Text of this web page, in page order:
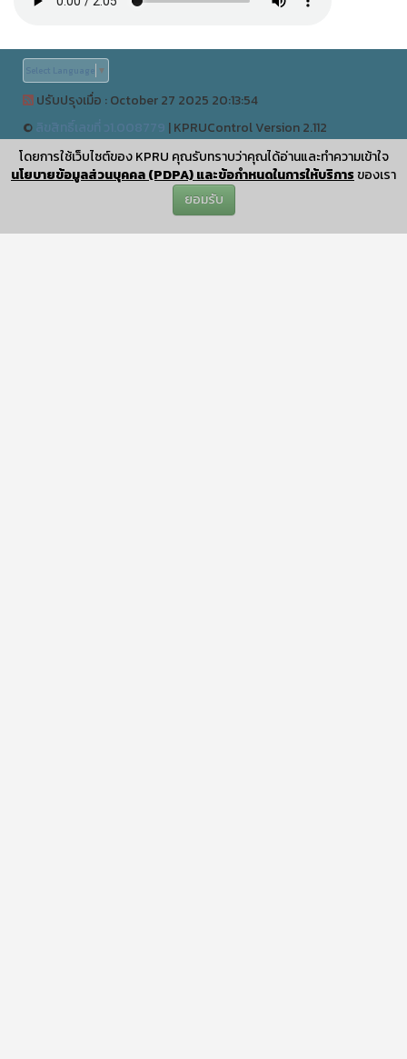
โดยการใช้เว็บไซต์ของ KPRU คุณรับทราบว่าคุณได้อ่านและทำความเข้าใจ
นโยบายข้อมูลส่วนบุคคล (PDPA) และข้อกำหนดในการให้บริการ ของเรา
ยอมรับ
▼
ปรับปรุงเมื่อ : October 27 2025 20:13:54
©
|KPRUControl Version 2.112
ผู้เข้าชมทั้งหมด 0